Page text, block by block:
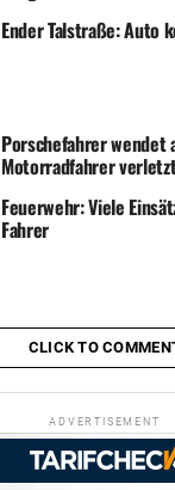
Ender Talstraße: Auto
Porschefahrer wendet
Motorradfahrer
Feuerwehr: Viele
Fahrer
CLICK TO
ADVERTISEMENT